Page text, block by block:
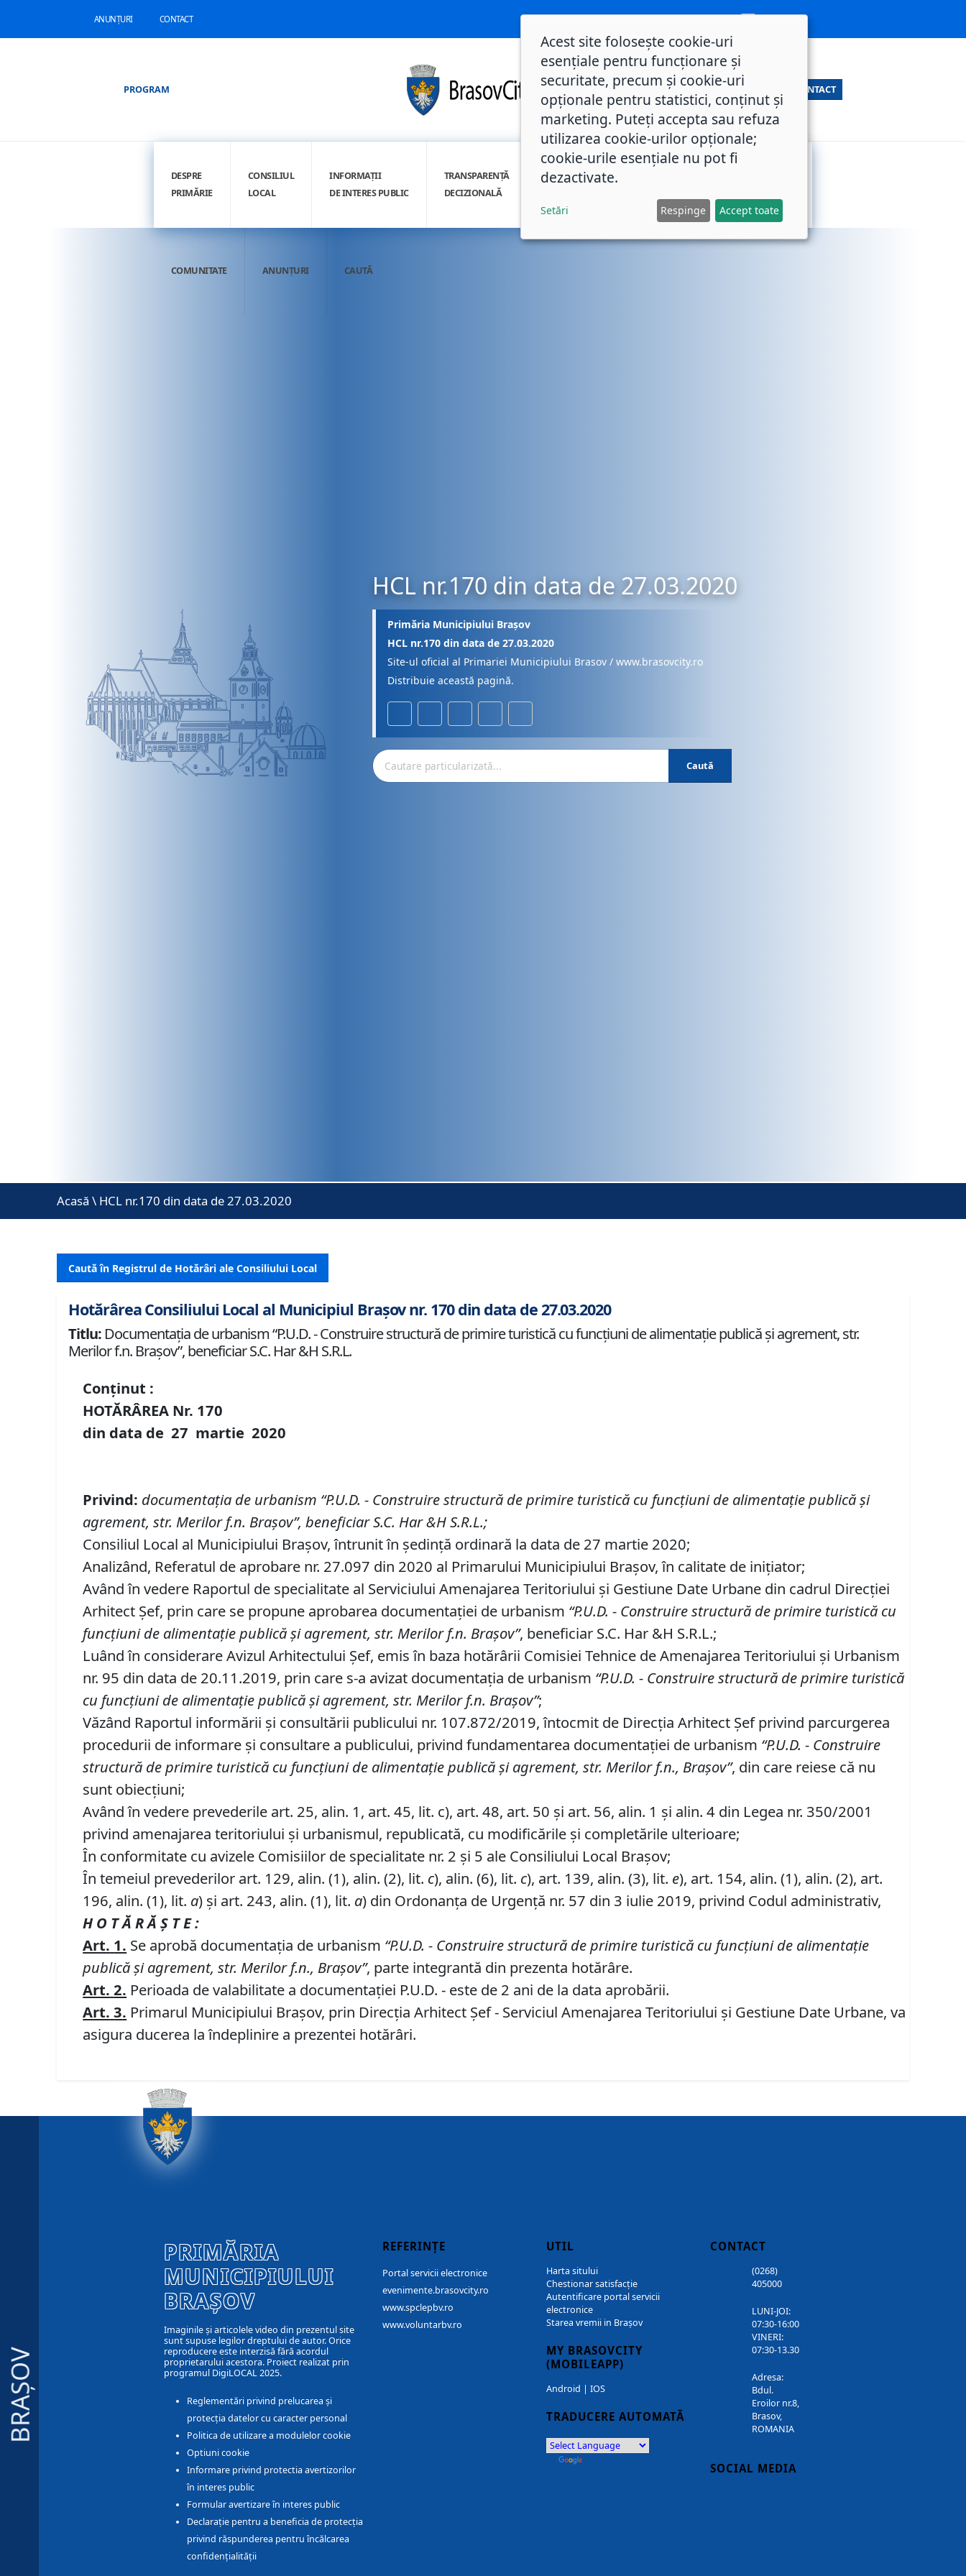
ANUNȚURI CONTACT
PROGRAM CONTACT
DESPRE
PRIMĂRIE
CONSILIUL
LOCAL
INFORMAȚII
DE INTERES PUBLIC
TRANSPARENȚĂ
DECIZIONALĂ
INTEGRITATE
COMUNITATE ANUNȚURI CAUTĂ
HCL nr.170 din data de 27.03.2020
Primăria Municipiului Brașov
HCL nr.170 din data de 27.03.2020
Site-ul oficial al Primariei Municipiului Brasov / www.brasovcity.ro
Distribuie această pagină.
Caută
Acasă \ HCL nr.170 din data de 27.03.2020
Caută în Registrul de Hotărâri ale Consiliului Local
Hotărârea Consiliului Local al Municipiul Brașov nr. 170 din data de 27.03.2020
Titlu: Documentaţia de urbanism “P.U.D. - Construire structură de primire turistică cu funcţiuni de alimentaţie publică şi agrement, str.
Merilor f.n. Braşov”, beneficiar S.C. Har &H S.R.L.
Conținut :
HOTĂRÂREA Nr. 170
din data de 27 martie2020
Privind: documentaţia de urbanism “P.U.D. - Construirestructură de primire turistică cu funcţiuni de alimentaţie publică şi
agrement, str. Merilor f.n. Braşov”, beneficiarS.C. Har &H S.R.L.;
Consiliul Local al Municipiului Brașov, întrunit în ședință ordinară la data de 27 martie 2020;
Analizând, Referatul de aprobare nr. 27.097 din 2020 al Primarului Municipiului Braşov, în calitate de iniţiator;
Având în vedere Raportul de specialitate al Serviciului Amenajarea Teritoriului și Gestiune Date Urbane din cadrul Direcției
Arhitect Șef, prin care se propune aprobarea documentaţiei de urbanism “P.U.D. - Construirestructură de primire turistică cu
funcţiuni de alimentaţie publică şi agrement,str. Merilor f.n. Braşov”, beneficiar S.C. Har &H S.R.L.;
Luând în considerare Avizul Arhitectului Şef, emis în baza hotărârii Comisiei Tehnice de Amenajarea Teritoriului şi Urbanism
nr. 95 din data de 20.11.2019, prin care s-a avizat documentaţia de urbanism “P.U.D. - Construire structură de primire turistică
cu funcţiuni de alimentaţie publică şi agrement, str. Merilor f.n. Braşov”;
Văzând Raportul informării şi consultării publicului nr. 107.872/2019, întocmit de Direcţia Arhitect Şef privind parcurgerea
procedurii de informare şi consultare a publicului, privind fundamentarea documentaţiei de urbanism “P.U.D. - Construire
structură de primire turistică cu funcţiuni de alimentaţie publică şi agrement, str. Merilor f.n., Braşov”, din care reiese că nu
sunt obiecţiuni;
Având în vedere prevederile art. 25, alin. 1, art. 45, lit. c), art. 48, art. 50 şi art. 56, alin. 1 şi alin. 4 din Legea nr. 350/2001
privind amenajarea teritoriului şi urbanismul, republicată, cu modificările şi completările ulterioare;
În conformitate cu avizele Comisiilor de specialitate nr. 2 și 5 ale Consiliului Local Brașov;
În temeiul prevederilor art. 129, alin. (1), alin. (2), lit. c), alin. (6), lit. c), art. 139, alin. (3), lit. e), art. 154, alin. (1), alin. (2), art.
196, alin. (1), lit. a) și art. 243, alin. (1), lit. a) din Ordonanța de Urgență nr. 57 din 3 iulie 2019, privind Codul administrativ,
H O T Ă R Ă Ş T E :
Art. 1. Se aprobă documentaţia de urbanism “P.U.D. - Construirestructură de primire turistică cu funcţiuni de alimentaţie
publică şi agrement, str. Merilor f.n., Braşov”, parte integrantă din prezenta hotărâre.
Art. 2. Perioada de valabilitate a documentaţiei P.U.D. - este de 2 ani de la data aprobării.
Art. 3. Primarul Municipiului Braşov, prin Direcţia Arhitect Şef - Serviciul Amenajarea Teritoriului şi Gestiune Date Urbane, va
asigura ducerea la îndeplinire a prezentei hotărâri.
BRAȘOV
PRIMĂRIA
MUNICIPIULUI
BRAȘOV
Imaginile și articolele video din prezentul site
sunt supuse legilor dreptului de autor. Orice
reproducere este interzisă fără acordul
proprietarului acestora. Proiect realizat prin
programul DigiLOCAL 2025.
Reglementări privind prelucarea și
protecția datelor cu caracter personal
Politica de utilizare a modulelor cookie
Optiuni cookie
Informare privind protectia avertizorilor
în interes public
Formular avertizare în interes public
Declarație pentru a beneficia de protecția
privind răspunderea pentru încălcarea
confidențialității
REFERINȚE
Portal servicii electronice
evenimente.brasovcity.ro
www.spclepbv.ro
www.voluntarbv.ro
UTIL
Harta sitului
Chestionar satisfacție
Autentificare portal servicii
electronice
Starea vremii in Brașov
MY BRASOVCITY
(MOBILEAPP)
Android | IOS
TRADUCERE AUTOMATĂ
CONTACT
(0268)
405000
LUNI-JOI:
07:30-16:00
VINERI:
07:30-13.30
Adresa:
Bdul.
Eroilor nr.8,
Brasov,
ROMANIA
SOCIAL MEDIA
Acest site folosește cookie-uri
esențiale pentru funcționare și
securitate, precum și cookie-uri
opționale pentru statistici, conținut și
marketing. Puteți accepta sau refuza
utilizarea cookie-urilor opționale;
cookie-urile esențiale nu pot fi
dezactivate.
Setări Respinge Accept toate